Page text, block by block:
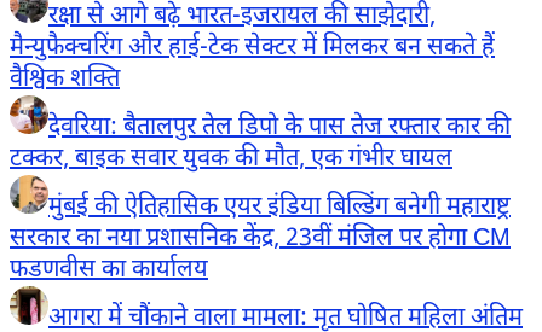
रक्षा से आगे बढ़े भारत-इजरायल की साझेदारी,
मैन्युफैक्चरिंग और हाई-टेक सेक्टर में मिलकर बन सकते हैं
वैश्विक शक्ति
देवरिया: बैतालपुर तेल डिपो के पास तेज रफ्तार कार की
टक्कर, बाइक सवार युवक की मौत, एक गंभीर घायल
मुंबई की ऐतिहासिक एयर इंडिया बिल्डिंग बनेगी महाराष्ट्र
सरकार का नया प्रशासनिक केंद्र, 23वीं मंजिल पर होगा CM
फडणवीस का कार्यालय
आगरा में चौंकाने वाला मामला: मृत घोषित महिला अंतिम